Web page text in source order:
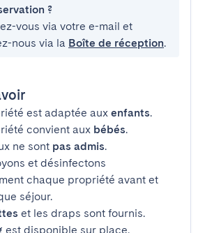
?
vous via votre e-mail et
nous via la Boîte de réception.
est adaptée aux enfants.
convient aux bébés.
ne sont pas admis.
et désinfectons
chaque propriété avant et
séjour.
et les draps sont fournis.
est disponible sur place.